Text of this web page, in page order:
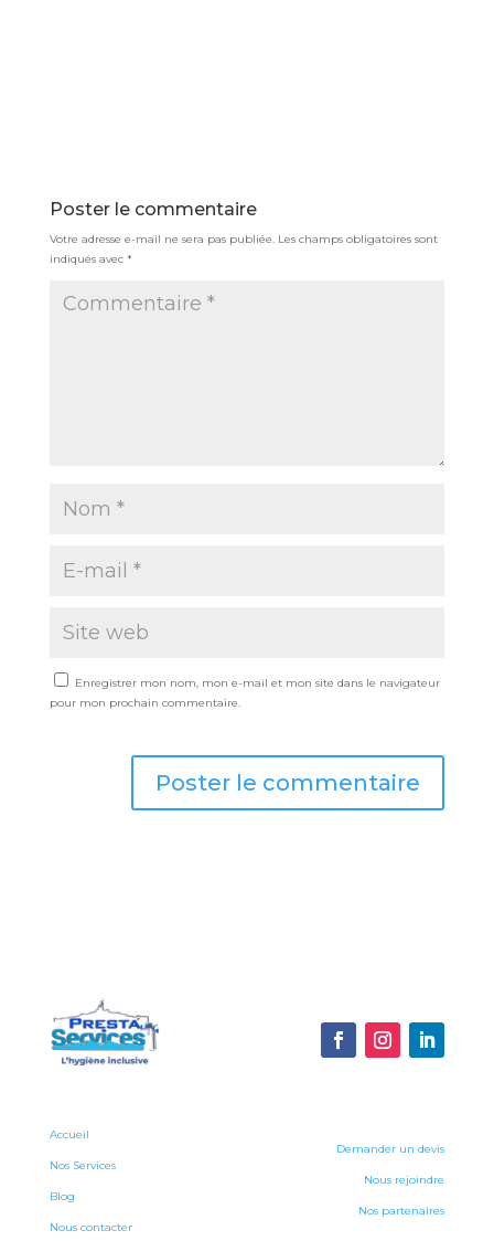
Poster le commentaire
Votre adresse e-mail ne sera pas publiée. Les champs obligatoires sont
indiqués avec *
Enregistrer mon nom, mon e-mail et mon site dans le navigateur
pour mon prochain commentaire.
Accueil
Nos Services
Blog
Nous contacter
Demander un devis
Nous rejoindre
Nos partenaires